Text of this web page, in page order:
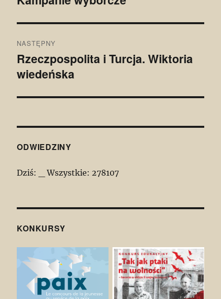
NASTĘPNY
Następny
wpis:
Rzeczpospolita i Turcja. Wiktoria
wiedeńska
ODWIEDZINY
Dziś: Wszystkie: 278107
KONKURSY